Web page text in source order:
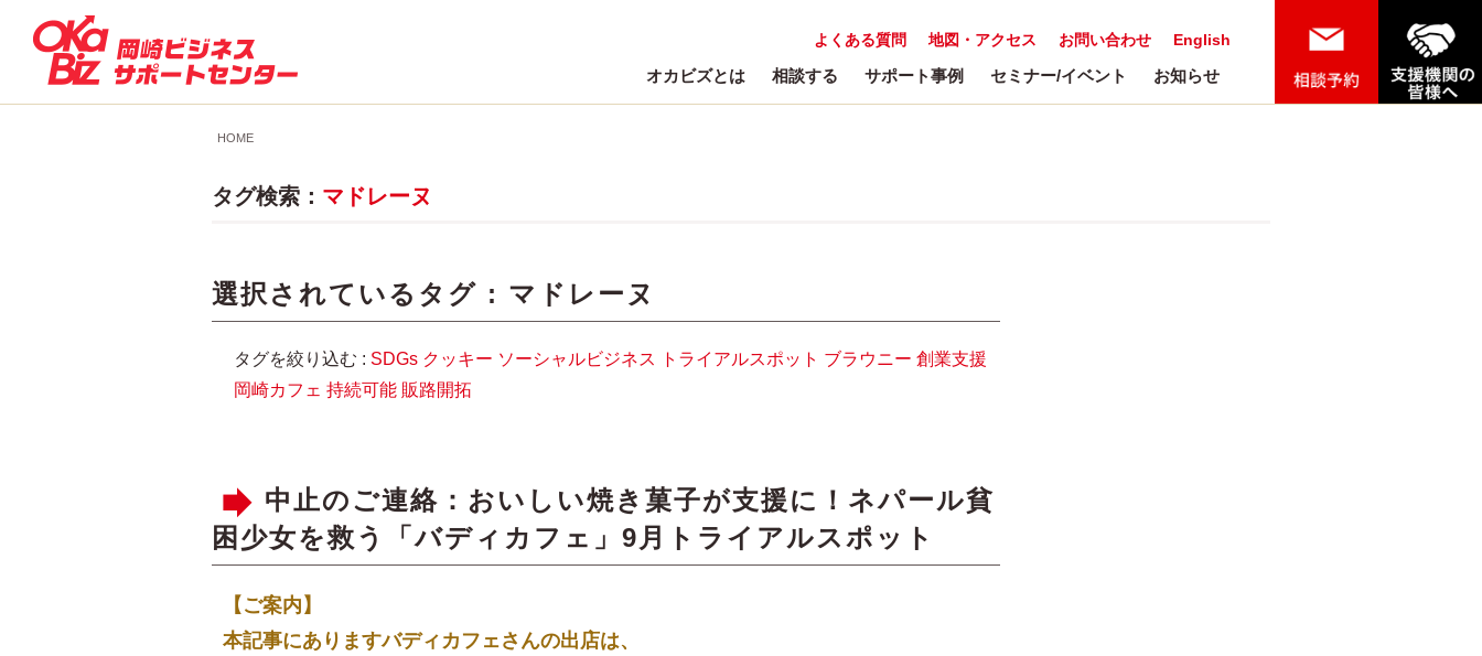
English
お問い合わせ
地図・アクセス
よくある質問
オカビズとは 相談する サポート事例 セミナー/イベント お知らせ
HOME
タグ検索： マドレーヌ
選択されているタグ : マドレーヌ
タグを絞り込む : SDGs クッキー ソーシャルビジネス トライアルスポット ブラウニー 創業支援
岡崎カフェ 持続可能 販路開拓
中止のご連絡：おいしい焼き菓子が支援に！ネパール貧
困少女を救う「バディカフェ」9月トライアルスポット
【ご案内】
本記事にありますバディカフェさんの出店は、